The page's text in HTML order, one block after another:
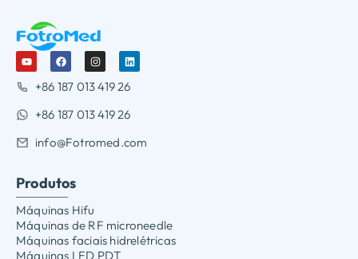
+86 187 013 419 26
+86 187 013 419 26
info@Fotromed.com
Produtos
Máquinas Hifu
Máquinas de RF microneedle
Máquinas faciais hidrelétricas
Máquinas LED PDT